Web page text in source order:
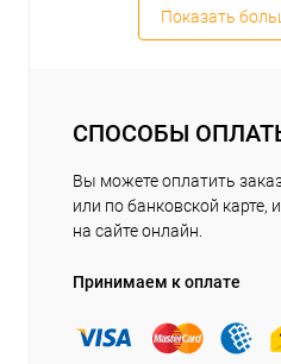
Показать
СПОСОБЫ
Вы можете оплатить
или по банковской карте,
на сайте онлайн.
Принимаем к оплате